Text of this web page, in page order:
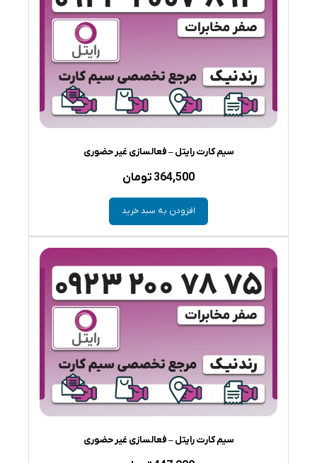
سیم کارت رایتل – فعالسازی غیر حضوری
364,500 تومان
افزودن به سبد خرید
سیم کارت رایتل – فعالسازی غیر حضوری